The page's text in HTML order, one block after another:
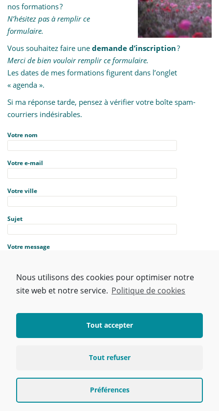
o
n
nos formations ?
N’hésitez pas à remplir ce
formulaire.
Vous souhaitez faire une demande d’inscription?
Merci de bien vouloir remplir ce formulaire.
Les dates de mes formations figurent dans l’onglet
« agenda ».
Si ma réponse tarde, pensez à vérifier votre boîte spam-
courriers indésirables.
Votre nom
Votre e-mail
Votre ville
Sujet
Votre message
Nous utilisons des cookies pour optimiser notre
site web et notre service. Politique de cookies
Tout accepter
Tout refuser
Préférences